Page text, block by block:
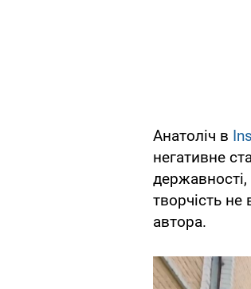
Анатоліч в
негативне
творчість
автора.